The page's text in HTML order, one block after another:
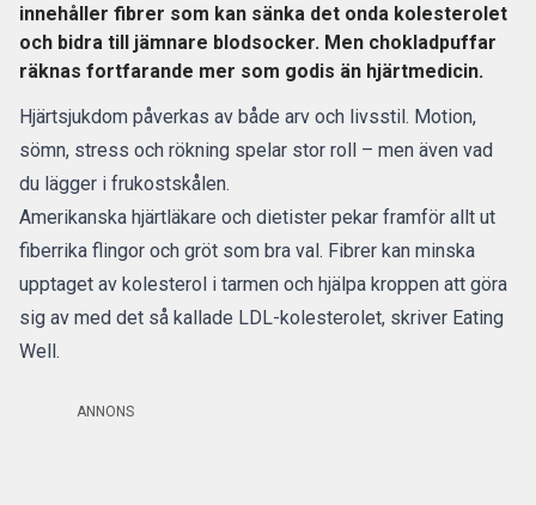
innehåller fibrer som kan sänka det onda kolesterolet
och bidra till jämnare blodsocker. Men chokladpuffar
räknas fortfarande mer som godis än hjärtmedicin.
Hjärtsjukdom påverkas av både arv och livsstil. Motion,
sömn, stress och rökning spelar stor roll – men även vad
du lägger i frukostskålen.
Amerikanska hjärtläkare och dietister pekar framför allt ut
fiberrika flingor och gröt som bra val. Fibrer kan minska
upptaget av kolesterol i tarmen och hjälpa kroppen att göra
sig av med det så kallade LDL-kolesterolet, skriver Eating
Well.
ANNONS